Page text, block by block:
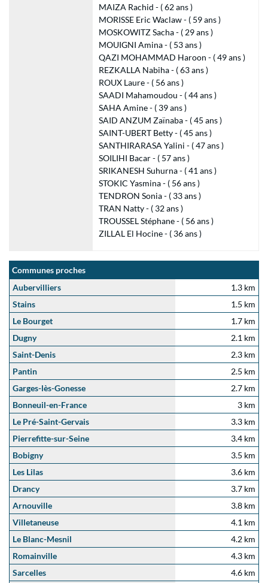
MAIZA Rachid - ( 62 ans )
MORISSE Eric Waclaw - ( 59 ans )
MOSKOWITZ Sacha - ( 29 ans )
MOUIGNI Amina - ( 53 ans )
QAZI MOHAMMAD Haroon - ( 49 ans )
REZKALLA Nabiha - ( 63 ans )
ROUX Laure - ( 56 ans )
SAADI Mahamoudou - ( 44 ans )
SAHA Amine - ( 39 ans )
SAID ANZUM Zaïnaba - ( 45 ans )
SAINT-UBERT Betty - ( 45 ans )
SANTHIRARASA Yalini - ( 47 ans )
SOILIHI Bacar - ( 57 ans )
SRIKANESH Suhurna - ( 41 ans )
STOKIC Yasmina - ( 56 ans )
TENDRON Sonia - ( 33 ans )
TRAN Natty - ( 32 ans )
TROUSSEL Stéphane - ( 56 ans )
ZILLAL El Hocine - ( 36 ans )
Communes proches
Aubervilliers
1.3 km
Stains
1.5 km
Le Bourget
1.7 km
Dugny
2.1 km
Saint-Denis
2.3 km
Pantin
2.5 km
Garges-lès-Gonesse
2.7 km
Bonneuil-en-France
3 km
Le Pré-Saint-Gervais
3.3 km
Pierrefitte-sur-Seine
3.4 km
Bobigny
3.5 km
Les Lilas
3.6 km
Drancy
3.7 km
Arnouville
3.8 km
Villetaneuse
4.1 km
Le Blanc-Mesnil
4.2 km
Romainville
4.3 km
Sarcelles
4.6 km